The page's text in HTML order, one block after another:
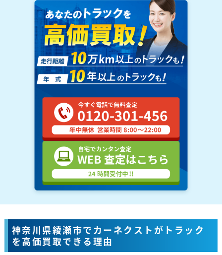
神奈川県綾瀬市でカーネクストがトラック
を高価買取できる理由